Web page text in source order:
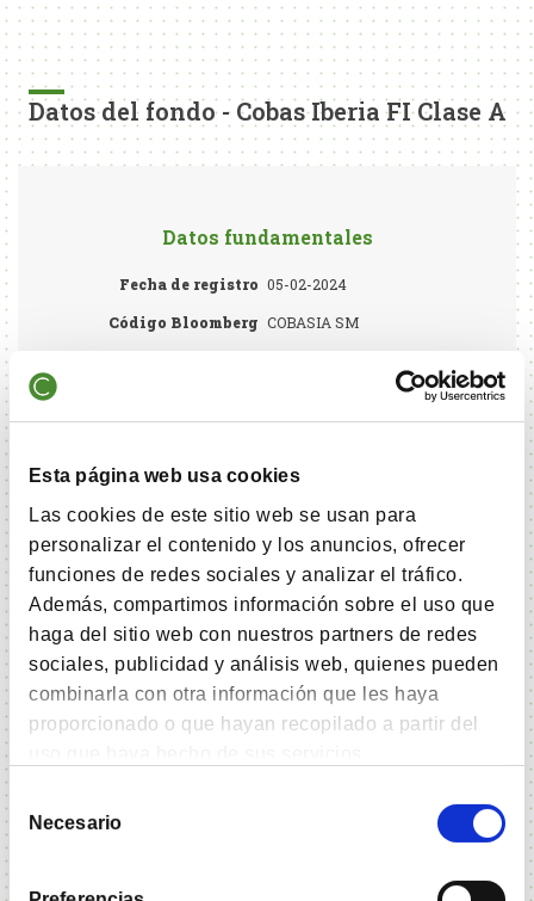
Esta página web usa cookies
Las cookies de este sitio web se usan para
personalizar el contenido y los anuncios, ofrecer
funciones de redes sociales y analizar el tráfico.
Además, compartimos información sobre el uso que
haga del sitio web con nuestros partners de redes
sociales, publicidad y análisis web, quienes pueden
combinarla con otra información que les haya
proporcionado o que hayan recopilado a partir del
deNecesario
Datos del fondo - Cobas Iberia FI Clase A
Datos fundamentales
Fecha de registro 05-02-2024
Código Bloomberg COBASIA SM
Domicilio Paseo de la Castellana 53.
España.
Depositario BNP Paribas SA
Auditor Deloitte Auditores SL
Código ISIN ES0119184036
Nº registro del fondo en
la CNMV
Perfil fondo